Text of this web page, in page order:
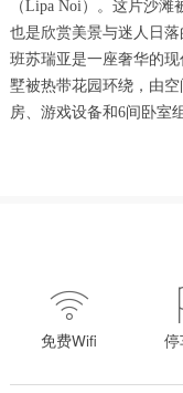
（Lipa Noi）。这片沙
也是欣赏美景与迷人日落
班苏瑞亚是一座奢华的现
墅被热带花园环绕，由
房、游戏设备和6间卧室
20米的大泳池与浅水戏
池边BBQ烧烤、日落观
别墅的厨房区域独立分
教您烹饪。厨房的周围

免费Wifi 停